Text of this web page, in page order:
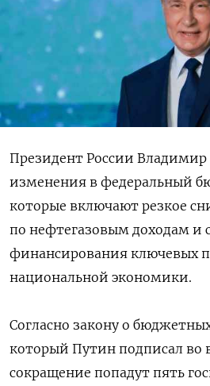
Президент России
изменения в федеральный
которые включают резкое
по нефтегазовым доходам и
финансирования ключевых
национальной экономики.
Согласно закону о
который Путин подписал во
сокращение попадут пять